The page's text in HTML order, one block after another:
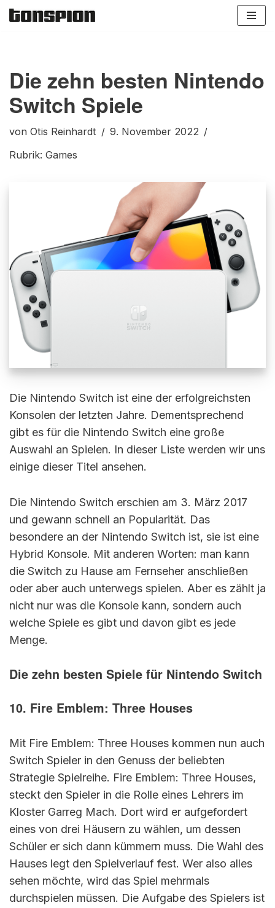
Die zehn besten Nintendo
Switch Spiele
von Otis Reinhardt
9. November 2022
Rubrik: Games
Die Nintendo Switch ist eine der erfolgreichsten
Konsolen der letzten Jahre. Dementsprechend
gibt es für die Nintendo Switch eine große
Auswahl an Spielen. In dieser Liste werden wir uns
einige dieser Titel ansehen.
Die Nintendo Switch erschien am 3. März 2017
und gewann schnell an Popularität. Das
besondere an der Nintendo Switch ist, sie ist eine
Hybrid Konsole. Mit anderen Worten: man kann
die Switch zu Hause am Fernseher anschließen
oder aber auch unterwegs spielen. Aber es zählt ja
nicht nur was die Konsole kann, sondern auch
welche Spiele es gibt und davon gibt es jede
Menge.
Die zehn besten Spiele für Nintendo Switch
10. Fire Emblem: Three Houses
Mit Fire Emblem: Three Houses kommen nun auch
Switch Spieler in den Genuss der beliebten
Strategie Spielreihe. Fire Emblem: Three Houses,
steckt den Spieler in die Rolle eines Lehrers im
Kloster Garreg Mach. Dort wird er aufgefordert
eines von drei Häusern zu wählen, um dessen
Schüler er sich dann kümmern muss. Die Wahl des
Hauses legt den Spielverlauf fest. Wer also alles
sehen möchte, wird das Spiel mehrmals
durchspielen müssen. Die Aufgabe des Spielers ist